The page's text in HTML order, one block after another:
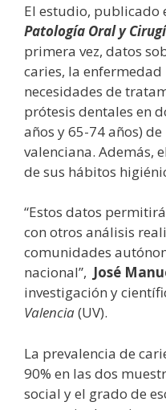
El estudio, publicado
Patología Oral y
primera vez, datos
caries, la
necesidades de
prótesis dentales en
años y 65-74 años)
valenciana. Además,
de sus hábitos
“Estos datos
con otros análisis
comunidades
nacional”, José
investigación y
Valencia(UV).
La prevalencia de
90% en las dos
social y el grado de